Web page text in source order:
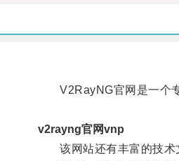
V2RayNG官网是一个专
v2rayng官网vnp
该网站还有丰富的技术文